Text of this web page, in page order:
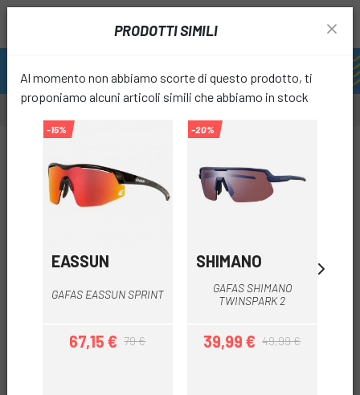
PRODOTTI SIMILI
Al momento non abbiamo scorte di questo prodotto, ti
proponiamo alcuni articoli simili che abbiamo in stock
-15%
EASSUN
GAFAS EASSUN SPRINT
Prezzo
67,15 €Prezzo base
79 €
-20%
SHIMANO
GAFAS SHIMANO
TWINSPARK 2
Prezzo
39,99 €Prezzo base
49,99 €